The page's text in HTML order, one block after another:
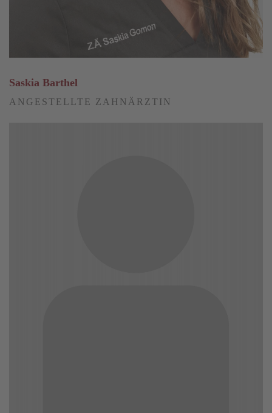
Saskia Barthel
ANGESTELLTE ZAHNÄRZTIN